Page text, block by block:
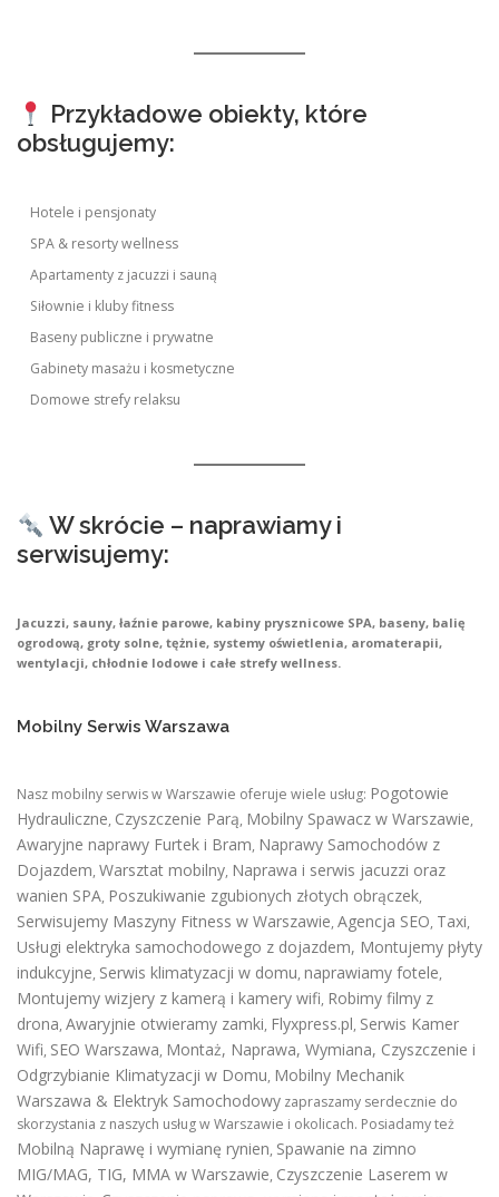
Przykładowe obiekty, które
obsługujemy:
Hotele i pensjonaty
SPA & resorty wellness
Apartamenty z jacuzzi i sauną
Siłownie i kluby fitness
Baseny publiczne i prywatne
Gabinety masażu i kosmetyczne
Domowe strefy relaksu
W skrócie – naprawiamy i
serwisujemy:
Jacuzzi, sauny, łaźnie parowe, kabiny prysznicowe SPA, baseny, balię
ogrodową, groty solne, tężnie, systemy oświetlenia, aromaterapii,
wentylacji, chłodnie lodowe i całe strefy wellness.
Mobilny Serwis Warszawa
Nasz mobilny serwis w Warszawie oferuje wiele usług: Pogotowie
Hydrauliczne, Czyszczenie Parą, Mobilny Spawacz w Warszawie,
Awaryjne naprawy Furtek i Bram, Naprawy Samochodów z
Dojazdem, Warsztat mobilny, Naprawa i serwis jacuzzi oraz
wanien SPA, Poszukiwanie zgubionych złotych obrączek,
Serwisujemy Maszyny Fitness w Warszawie, Agencja SEO, Taxi,
Usługi elektryka samochodowego z dojazdem, Montujemy płyty
indukcyjne, Serwis klimatyzacji w domu, naprawiamy fotele,
Montujemy wizjery z kamerą i kamery wifi, Robimy filmy z
drona, Awaryjnie otwieramy zamki, Flyxpress.pl, Serwis Kamer
Wifi, SEO Warszawa, Montaż, Naprawa, Wymiana, Czyszczenie i
Odgrzybianie Klimatyzacji w Domu, Mobilny Mechanik
Warszawa & Elektryk Samochodowy zapraszamy serdecznie do
skorzystania z naszych usług w Warszawie i okolicach. Posiadamy też
Mobilną Naprawę i wymianę rynien, Spawanie na zimno
MIG/MAG, TIG, MMA w Warszawie, Czyszczenie Laserem w